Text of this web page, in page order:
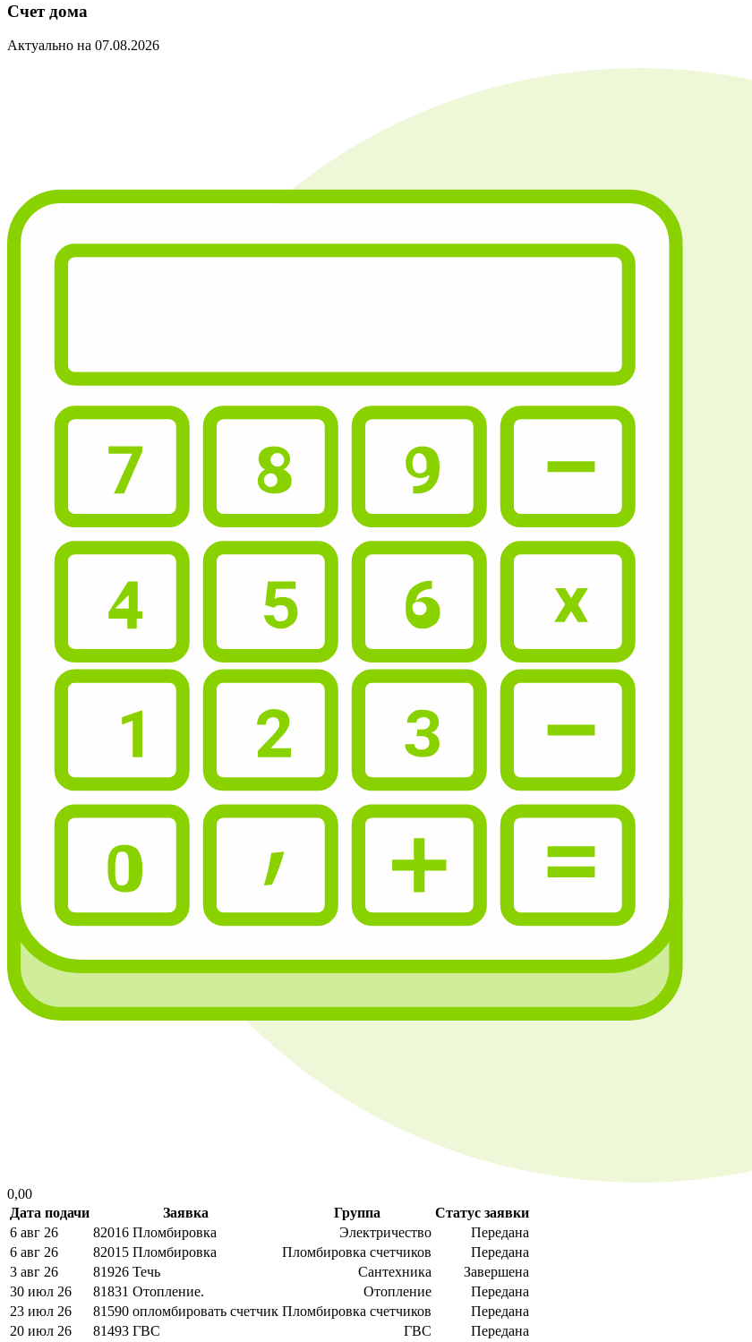
Счет дома
Актуально на 07.08.2026
0,00
Дата подачи
Заявка Группа
Статус заявки
6 авг 26
82016 Пломбировка Электричество
Передана
6 авг 26
82015 Пломбировка Пломбировка счетчиков
Передана
3 авг 26
81926 Течь Сантехника
Завершена
30 июл 26
81831 Отопление. Отопление
Передана
23 июл 26
81590 опломбировать счетчик Пломбировка счетчиков
Передана
20 июл 26
81493 ГВС ГВС Передана